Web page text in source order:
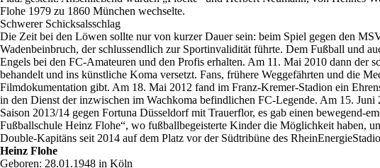
Flohe 1979 zu 1860 München wechselte.
Schwerer Schicksalsschlag
Die Zeit bei den Löwen sollte nur von kurzer Dauer sein: beim Spiel gegen den
Wadenbeinbruch, der schlussendlich zur Sportinvalidität führte. Dem Fußball und
Engels bei den FC-Amateuren und den Profis erhalten. Am 11. Mai 2010 dann
behandelt und ins künstliche Koma versetzt. Fans, frühere Weggefährten und die
Filmdokumentation gibt. Am 18. Mai 2012 fand im Franz-Kremer-Stadion ein
in den Dienst der inzwischen im Wachkoma befindlichen FC-Legende. Am 15.
Saison 2013/14 gegen Fortuna Düsseldorf mit Trauerflor, es gab einen
Fußballschule Heinz Flohe“, wo fußballbegeisterte Kinder die Möglichkeit haben,
Double-Kapitäns seit 2014 auf dem Platz vor der Südtribüne des
Heinz Flohe
Geboren: 28.01.1948 in Köln